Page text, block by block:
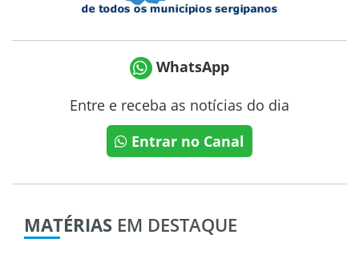
WhatsApp
Entre e receba as notícias do dia
Entrar no Canal
MATÉRIAS EM DESTAQUE